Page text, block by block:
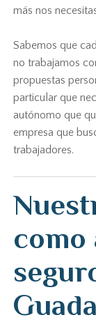
más nos
Sabemos que
no trabajamos
propuestas
particular que
autónomo que
empresa que
trabajadores.
como